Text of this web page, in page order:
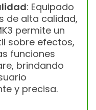
: Equipado
de alta calidad,
permite un
sobre efectos,
funciones
brindando
y precisa.